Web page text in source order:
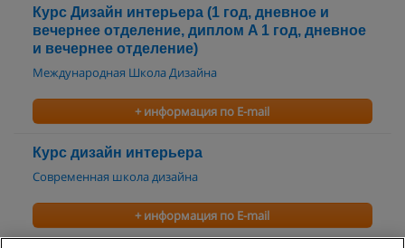
Курс Дизайн интерьера (1 год, дневное и
вечернее отделение, диплом A 1 год, дневное
и вечернее отделение)
Международная Школа Дизайна
+ информация по E-mail
Курс дизайн интерьера
Современная школа дизайна
+ информация по E-mail